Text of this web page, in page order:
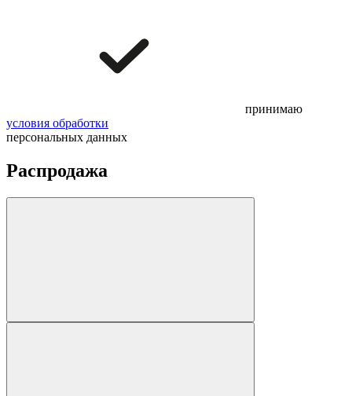
принимаю
условия обработки
персональных данных
Распродажа